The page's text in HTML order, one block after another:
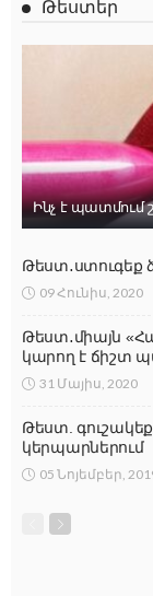
Թեստեր
Ինչ է պատմում
Թեստ․ստուգեք
09 Հունիս, 2020
Թեստ․միայն
կարող է ճիշտ
31 Մայիս, 2020
Թեստ.
կերպարներում
05 Նոյեմբեր,